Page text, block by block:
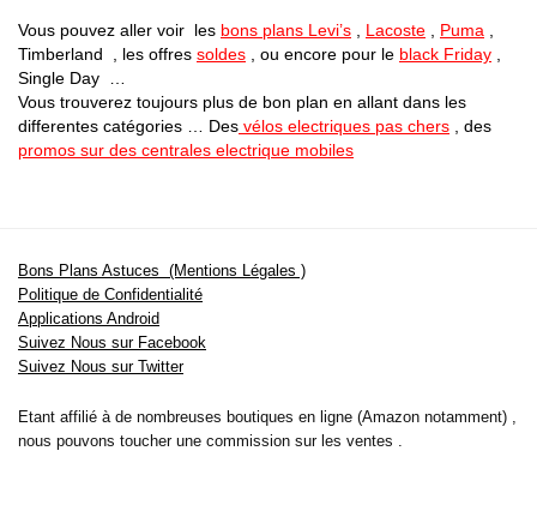
Vous pouvez aller voir les bons plans Levi’s Lacoste Puma
Timberland , les offres soldes , ou encore pour le black Friday
Single Day …
Vous trouverez toujours plus de bon plan en allant dans les
differentes catégories … Des vélos electriques pas chers , des
promos sur des centrales electrique mobiles
Bons Plans Astuces (Mentions Légales )
Politique de Confidentialité
Applications Android
Suivez Nous sur Facebook
Suivez Nous sur Twitter
Etant affilié à de nombreuses boutiques en ligne (Amazon notamment) ,
nous pouvons toucher une commission sur les ventes .